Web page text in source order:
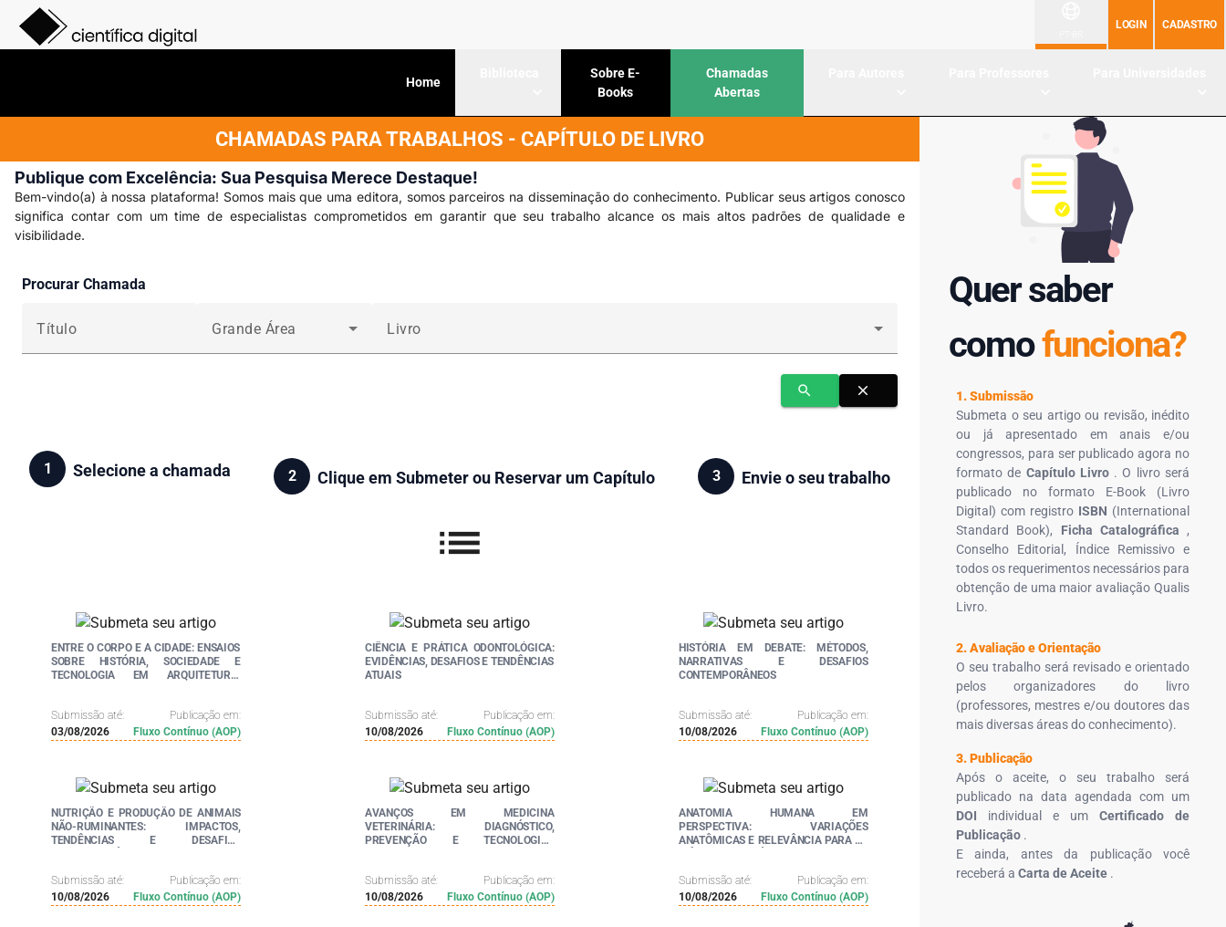
LOGIN CADASTRO
Home
Sobre E-
Books
Chamadas
Abertas
CHAMADAS PARA TRABALHOS - CAPÍTULO DE LIVRO
Publique com Excelência: Sua Pesquisa Merece Destaque!
Bem-vindo(a) à nossa plataforma! Somos mais que uma editora, somos parceiros na disseminação do conhecimento. Publicar seus artigos conosco
significa contar com um time de especialistas comprometidos em garantir que seu trabalho alcance os mais altos padrões de qualidade e
visibilidade.
Procurar Chamada
Título Grande Área Livro
search close
1 Selecione a chamada 2 Clique em Submeter ou Reservar um Capítulo 3 Envie o seu trabalho
list
ENTRE O CORPO E A CIDADE: ENSAIOS
SOBRE HISTÓRIA, SOCIEDADE E
TECNOLOGIA EM ARQUITETURA,
Submissão até:
Publicação em:
03/08/2026
Fluxo Contínuo (AOP)
CIÊNCIA E PRÁTICA ODONTOLÓGICA:
EVIDÊNCIAS, DESAFIOS E TENDÊNCIAS
ATUAIS
Submissão até:
Publicação em:
10/08/2026
Fluxo Contínuo (AOP)
HISTÓRIA EM DEBATE: MÉTODOS,
NARRATIVAS E DESAFIOS
CONTEMPORÂNEOS
Submissão até:
Publicação em:
10/08/2026
Fluxo Contínuo (AOP)
NUTRIÇÃO E PRODUÇÃO DE ANIMAIS
NÃO-RUMINANTES: IMPACTOS,
TENDÊNCIAS E DESAFIOS
Submissão até:
Publicação em:
10/08/2026
Fluxo Contínuo (AOP)
AVANÇOS EM MEDICINA
VETERINÁRIA: DIAGNÓSTICO,
PREVENÇÃO E TECNOLOGIAS
Submissão até:
Publicação em:
10/08/2026
Fluxo Contínuo (AOP)
ANATOMIA HUMANA EM
PERSPECTIVA: VARIAÇÕES
ANATÔMICAS E RELEVÂNCIA PARA AS
Submissão até:
Publicação em:
10/08/2026
Fluxo Contínuo (AOP)
Quer saber
comofunciona?
1. Submissão
Submeta o seu artigo ou revisão, inédito
ou já apresentado em anais e/ou
congressos, para ser publicado agora no
formato de Capítulo Livro. O livro será
publicado no formato E-Book (Livro
Digital) com registro ISBN (International
Standard Book), Ficha Catalográfica ,
Conselho Editorial, Índice Remissivo e
todos os requerimentos necessários para
obtenção de uma maior avaliação Qualis
Livro.
2. Avaliação e Orientação
O seu trabalho será revisado e orientado
pelos organizadores do livro
(professores, mestres e/ou doutores das
mais diversas áreas do conhecimento).
3. Publicação
Após o aceite, o seu trabalho será
publicado na data agendada com um
DOI individual e um Certificado de
Publicação .
E ainda, antes da publicação você
receberá a Carta de Aceite .